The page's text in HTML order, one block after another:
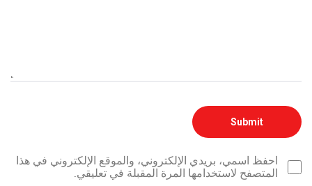
احفظ اسمي، بريدي الإلكتروني، والموقع الإلكتروني في هذا
المتصفح لاستخدامها المرة المقبلة في تعليقي.